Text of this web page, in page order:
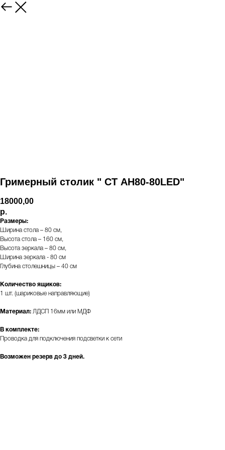
Гримерный столик " СТ АН80-80LED"
18000,00
р.
Размеры:
Ширина стола – 80 см,
Высота стола – 160 см,
Высота зеркала – 80 см,
Ширина зеркала - 80 см
Глубина столешницы – 40 см
Количество ящиков:
1 шт. (шариковые направляющие)
Материал: ЛДСП 16мм или МДФ
В комплекте:
Проводка для подключения подсветки к сети
Возможен резерв до 3 дней.